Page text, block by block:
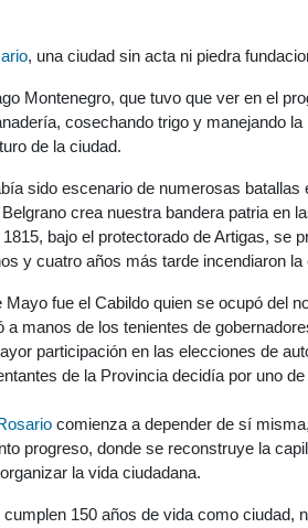
, una ciudad sin acta ni piedra
Montenegro, que tuvo que ver en el
cosechando trigo y manejando
de la ciudad.
sido escenario de numerosas batallas
crea nuestra bandera patria en
bajo el protectorado de Artigas, se
y cuatro años más tarde incendiaron la
fue el Cabildo quien se ocupó del
a manos de los tenientes de
participación en las elecciones de
de la Provincia decidía por uno
comienza a depender de sí
progreso, donde se reconstruye la
la vida ciudadana.
cumplen 150 años de vida como ciudad,